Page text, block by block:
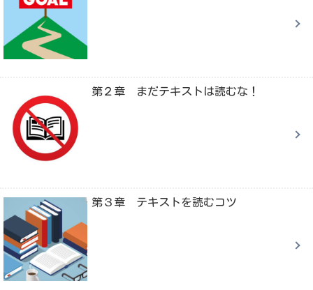
第２章 まだテキストは読むな！
第３章 テキストを読むコツ